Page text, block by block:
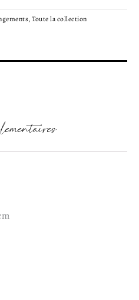
,Toute la collection